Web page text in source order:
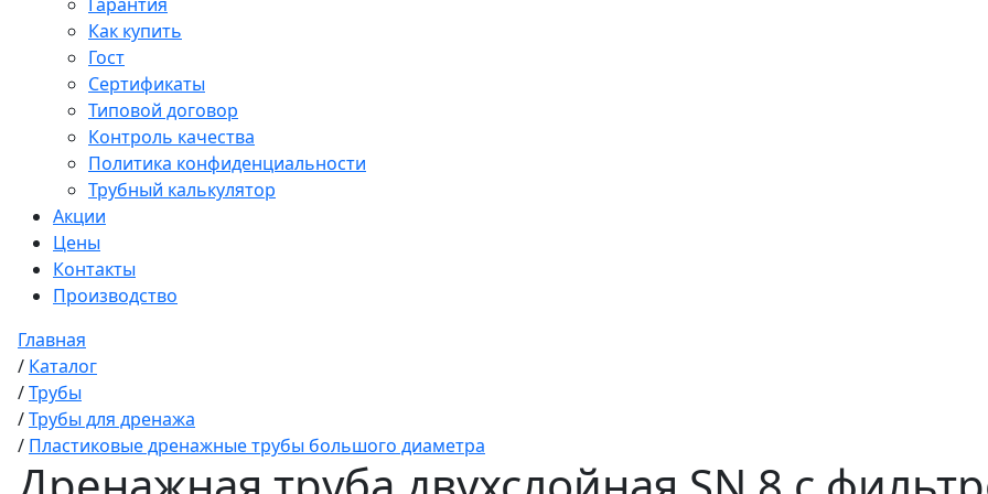
Гарантия
Как купить
Гост
Сертификаты
Типовой договор
Контроль качества
Политика конфиденциальности
Трубный калькулятор
Акции
Цены
Контакты
Производство
Главная
/ Каталог
/Трубы
/Трубы для дренажа
/ Пластиковые дренажные трубы большого диаметра